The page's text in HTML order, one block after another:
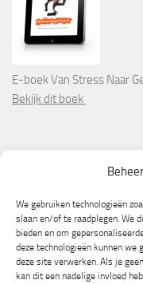
We gebruiken technologieën
slaan en/of te raadplegen. We
bieden en om
deze technologieën kunnen we
deze site verwerken. Als je
kan dit een nadelige invloed
E-boek Van Stress Naar
Bekijk dit boek